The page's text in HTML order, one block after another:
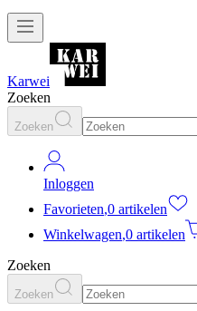
Karwei
Zoeken
Zoeken
Inloggen
Favorieten,0 artikelen
Winkelwagen,0 artikelen
Zoeken
Zoeken